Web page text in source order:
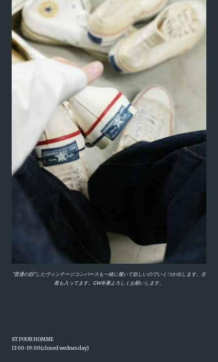
“普通の顔”したヴィンテージコンバースも一緒に履いて欲しいのでいくつか出します。古
着も入ってます。GW本番よろしくお願いします。
ST POUR HOMME
13:00-19:00(closed wednesday)